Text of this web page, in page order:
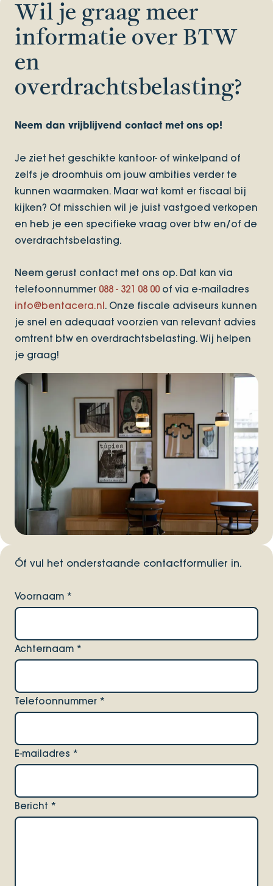
Wil je graag meer
informatie over BTW
en
overdrachtsbelasting?
Neem dan vrijblijvend contact met ons op!
Je ziet het geschikte kantoor- of winkelpand of
zelfs je droomhuis om jouw ambities verder te
kunnen waarmaken. Maar wat komt er fiscaal bij
kijken? Of misschien wil je juist vastgoed verkopen
en heb je een specifieke vraag over btw en/of de
overdrachtsbelasting.
Neem gerust contact met ons op. Dat kan via
telefoonnummer 088 - 321 08 00 of via e-mailadres
info@bentacera.nl. Onze fiscale adviseurs kunnen
je snel en adequaat voorzien van relevant advies
omtrent btw en overdrachtsbelasting. Wij helpen
je graag!
Óf vul het onderstaande contactformulier in.
Voornaam *
Achternaam *
Telefoonnummer *
E-mailadres *
Bericht *